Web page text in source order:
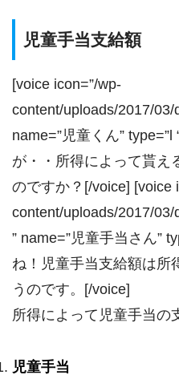
児童手当支給額
[voice icon=”/wp-
content/uploads/2017/03/
name=”児童くん”
が・・所得によって貰え
のですか？[/voice] [voice
content/uploads/2017/
” name=”児童手当さん”
ね！児童手当支給額は所
うのです。[/voice]
所得によって児童手当の
児童手当